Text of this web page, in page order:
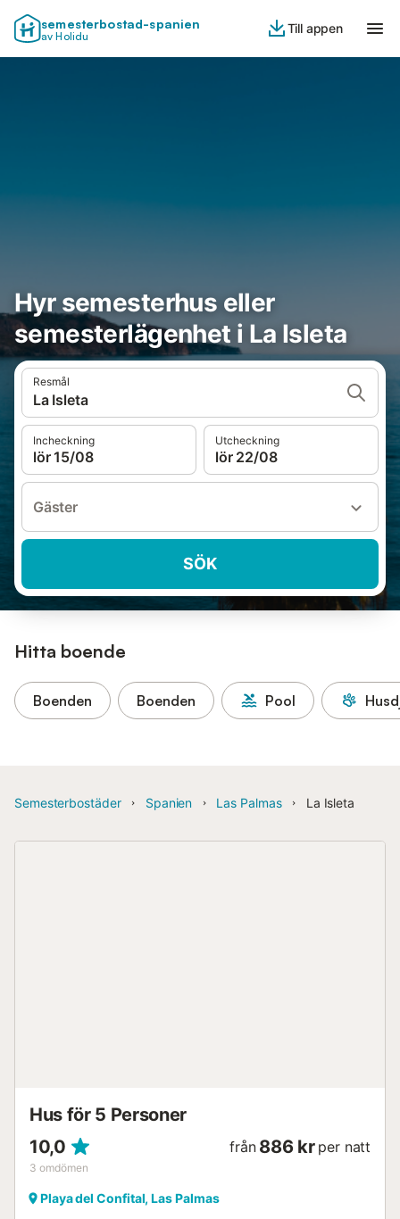
semesterbostad-spanien
av Holidu
Till appen
Hyr semesterhus eller
semesterlägenhet i La Isleta
Resmål
La Isleta
Incheckning
lör 15/08
Utcheckning
lör 22/08
Gäster
SÖK
Hitta boende
Boenden Boenden Pool
Semesterbostäder Spanien Las Palmas La Isleta
Hus för 5 Personer
10,0
3 omdömen
från 886 kr per natt
Playa del Confital, Las Palmas